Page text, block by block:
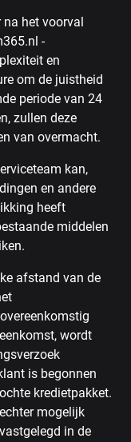
het voorval
-
en
om de juistheid
periode van 24
zullen deze
van overmacht.
kan,
en andere
heeft
middelen
afstand van de
wordt
is begonnen
kredietpakket.
mogelijk
in de